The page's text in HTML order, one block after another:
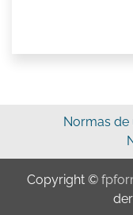
Normas de
Copyright ©